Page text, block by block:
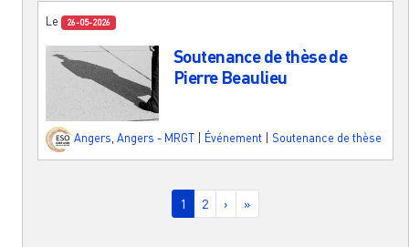
Le 26-05-2026
Soutenance de thèse de
Pierre Beaulieu
Angers, Angers - MRGT Événement Soutenance de thèse
Page courante
1 Page
2 Page suivante
› Dernière page
»